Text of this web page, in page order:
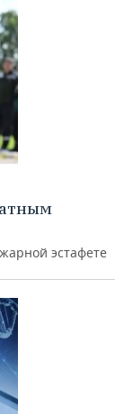
эстафете